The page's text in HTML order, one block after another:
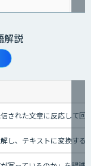
解説
された文章に反応して
解し、テキストに変換す